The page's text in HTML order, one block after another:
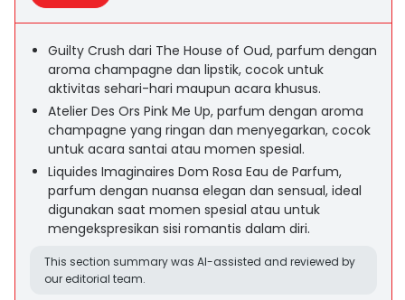
Guilty Crush dari The House of Oud, parfum dengan
aroma champagne dan lipstik, cocok untuk
aktivitas sehari-hari maupun acara khusus.
Atelier Des Ors Pink Me Up, parfum dengan aroma
champagne yang ringan dan menyegarkan, cocok
untuk acara santai atau momen spesial.
Liquides Imaginaires Dom Rosa Eau de Parfum,
parfum dengan nuansa elegan dan sensual, ideal
digunakan saat momen spesial atau untuk
mengekspresikan sisi romantis dalam diri.
This section summary was AI-assisted and reviewed by
our editorial team.